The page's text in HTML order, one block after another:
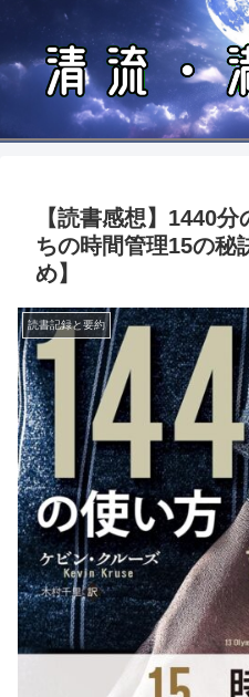
【読書感想】1440
ちの時間管理15の秘
め】
読書記録と要約